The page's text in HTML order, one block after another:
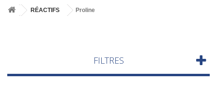
RÉACTIFS Proline
FILTRES